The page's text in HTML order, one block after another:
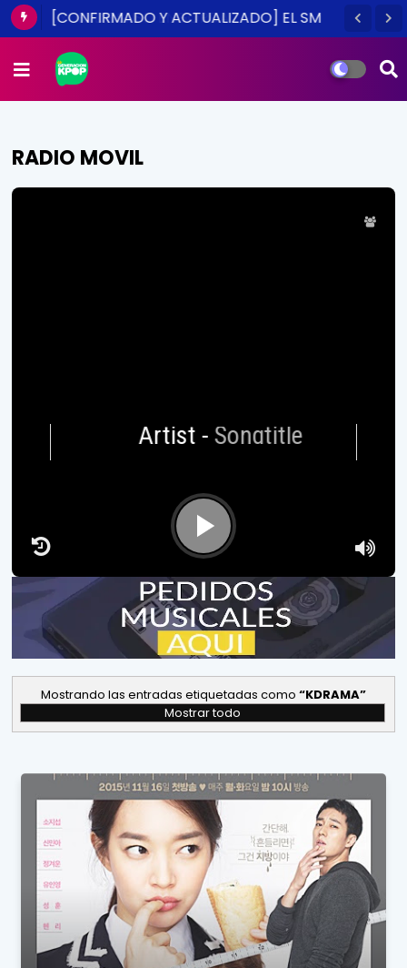
[CONFIRMADO Y ACTUALIZADO] EL SM
2014
RADIO MOVIL
-Songtitle
Mostrando las entradas etiquetadas como
KDRAMA
Mostrar todo